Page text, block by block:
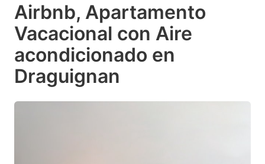
Airbnb, Apartamento
Vacacional con Aire
acondicionado en
Draguignan